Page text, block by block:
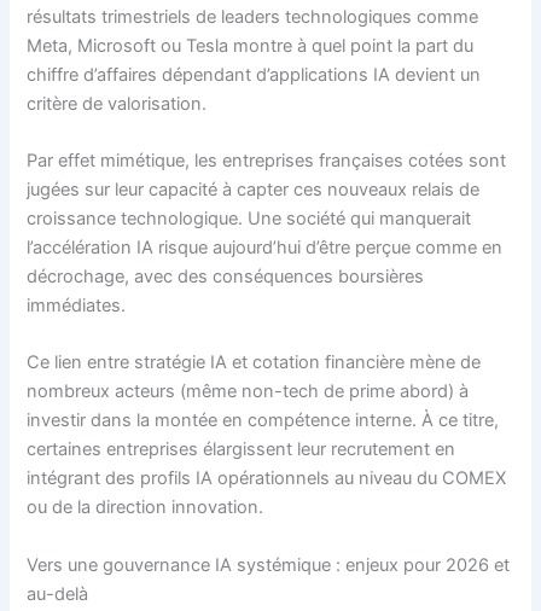
résultats trimestriels de leaders technologiques comme
Meta, Microsoft ou Tesla montre à quel point la part du
chiffre d’affaires dépendant d’applications IA devient un
critère de valorisation.
Par effet mimétique, les entreprises françaises cotées sont
jugées sur leur capacité à capter ces nouveaux relais de
croissance technologique. Une société qui manquerait
l’accélération IA risque aujourd’hui d’être perçue comme en
décrochage, avec des conséquences boursières
immédiates.
Ce lien entre stratégie IA et cotation financière mène de
nombreux acteurs (même non-tech de prime abord) à
investir dans la montée en compétence interne. À ce titre,
certaines entreprises élargissent leur recrutement en
intégrant des profils IA opérationnels au niveau du COMEX
ou de la direction innovation.
Vers une gouvernance IA systémique : enjeux pour 2026 et
au-delà